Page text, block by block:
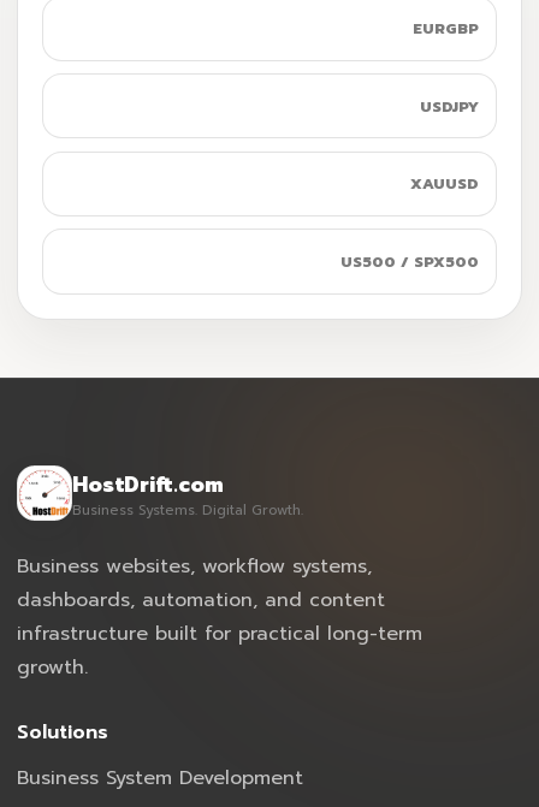
EURGBP
USDJPY
XAUUSD
US500 / SPX500
HostDrift.com
Business Systems. Digital Growth.
Business websites, workflow systems,
dashboards, automation, and content
infrastructure built for practical long-term
growth.
Solutions
Business System Development